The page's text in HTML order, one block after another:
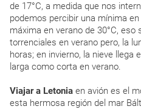
de 17°C, a medida que nos
podemos percibir una mínima en
máxima en verano de 30°C,
torrenciales en verano pero, la
horas; en invierno, la nieve llega
larga como corta en verano.
Viajar a Letonia en avión es el
esta hermosa región del mar